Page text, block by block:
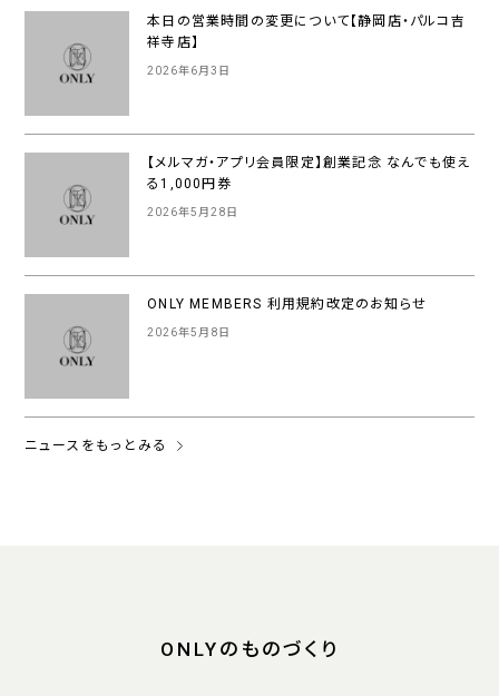
本日の営業時間の変更について【静岡店・パルコ吉
祥寺店】
2026年6月3日
【メルマガ・アプリ会員限定】創業記念 なんでも使え
る1,000円券
2026年5月28日
ONLY MEMBERS 利用規約改定のお知らせ
2026年5月8日
ニュースをもっとみる
ONLYのものづくり